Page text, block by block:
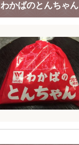
わかばのとんちゃん